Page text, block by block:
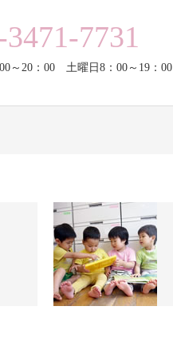
3471-7731
～20：00 土曜日8：00～19：00